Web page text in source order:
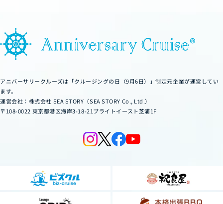
アニバーサリークルーズは「クルージングの日（9月6日）」制定元企業が運営してい
ます。
運営会社：株式会社 SEA STORY（SEA STORY Co., Ltd.）
〒108-0022 東京都港区海岸3-18-21ブライトイースト芝浦1F